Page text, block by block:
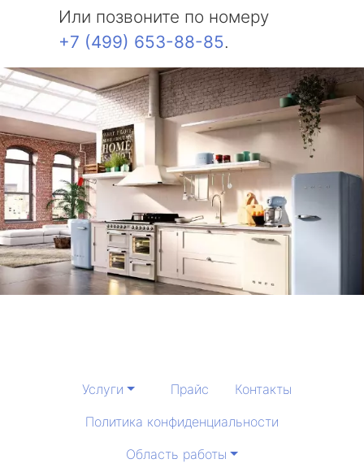
Или позвоните по номеру
+7 (499) 653-88-85.
Услуги Прайс
Контакты
Политика конфиденциальности
Область работы